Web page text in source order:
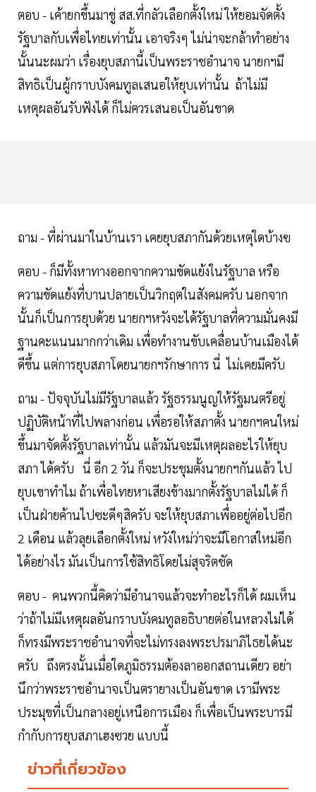
ตอบ - เค้ายกขึ้นมาขู่ สส.ที่กลัวเลือกตั้งใหม่ ให้ยอมจัดตั้ง
รัฐบาลกับเพื่อไทยเท่านั้น เอาจริงๆ ไม่น่าจะกล้าทำอย่าง
นั้นนะผมว่า เรื่องยุบสภานี้เป็นพระราชอำนาจ นายกฯมี
สิทธิเป็นผู้กราบบังคมทูลเสนอให้ยุบเท่านั้น ถ้าไม่มี
เหตุผลอันรับฟังได้ ก็ไม่ควรเสนอเป็นอันขาด
ถาม - ที่ผ่านมาในบ้านเรา เคยยุบสภากันด้วยเหตุใดบ้างฃ
ตอบ - ก็มีทั้งหาทางออกจากความขัดแย้งในรัฐบาล หรือ
ความขัดแย้งที่บานปลายเป็นวิกฤตในสังคมครับ นอกจาก
นั้นก็เป็นการยุบด้วย นายกฯหวังจะได้รัฐบาลที่ความมั่นคงมี
ฐานคะแนนมากกว่าเดิม เพื่อทำงานขับเคลื่อนบ้านเมืองได้
ดีขึ้น แต่การยุบสภาโดยนายกฯรักษาการ นี่ ไม่เคยมีครับ
ถาม - ปัจจุบันไม่มีรัฐบาลแล้ว รัฐธรรมนูญให้รัฐมนตรีอยู่
ปฏิบัติหน้าที่ไปพลางก่อน เพื่อรอให้สภาตั้ง นายกฯคนใหม่
ขึ้นมาจัดตั้งรัฐบาลเท่านั้น แล้วมันจะมีเหตุผลอะไรให้ยุบ
สภา ได้ครับ นี่ อีก 2 วัน ก็จะประชุมตั้งนายกฯกันแล้ว ไป
ยุบเขาทำไม ถ้าเพื่อไทยหาเสียงข้างมากตั้งรัฐบาลไม่ได้ ก็
เป็นฝ่ายค้านไปซะดีๆสิครับ จะให้ยุบสภาเพื่ออยู่ต่อไปอีก
2 เดือน แล้วลุยเลือกตั้งใหม่ หวังใหม่ว่าจะมีโอกาสใหม่อีก
ได้อย่างไร มันเป็นการใช้สิทธิโดยไม่สุจริตชัด
ตอบ - คนพวกนี้คิดว่ามีอำนาจแล้วจะทำอะไรก็ได้ ผมเห็น
ว่าถ้าไม่มีเหตุผลอันกราบบังคมทูลอธิบายต่อในหลวงไม่ได้
ก็ทรงมีพระราชอำนาจที่จะไม่ทรงลงพระปรมาภิไธยได้นะ
ครับ ถึงตรงนั้นเมื่อใดภูมิธรรมต้องลาออกสถานเดียว อย่า
นึกว่าพระราชอำนาจเป็นตรายางเป็นอันขาด เรามีพระ
ประมุขที่เป็นกลางอยู่เหนือการเมือง ก็เพื่อเป็นพระบารมี
กำกับการยุบสภาเฮงซวย แบบนี้
ข่าวที่เกี่ยวข้อง